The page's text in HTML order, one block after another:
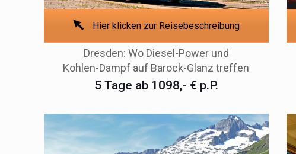
Hier klicken zur Reisebeschreibung
Dresden: Wo Diesel-Power und
Kohlen-Dampf auf Barock-Glanz treffen
5 Tage ab 1098,- € p.P.